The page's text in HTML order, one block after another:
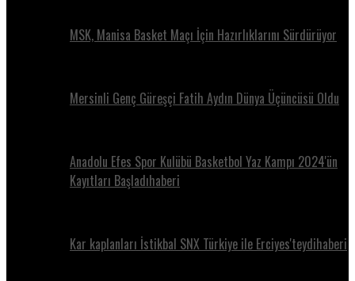
MSK, Manisa Basket Maçı İçin Hazırlıklarını Sürdürüyor
Mersinli Genç Güreşçi Fatih Aydın Dünya Üçüncüsü Oldu
Anadolu Efes Spor Kulübü Basketbol Yaz Kampı 2024'ün
Kayıtları Başladıhaberi
Kar kaplanları İstikbal SNX Türkiye ile Erciyes'teydihaberi